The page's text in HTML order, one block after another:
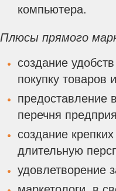
компьютера.
Плюсы прямого
создание
покупку товаров
предоставление
перечня
создание
длительную
удовлетворение